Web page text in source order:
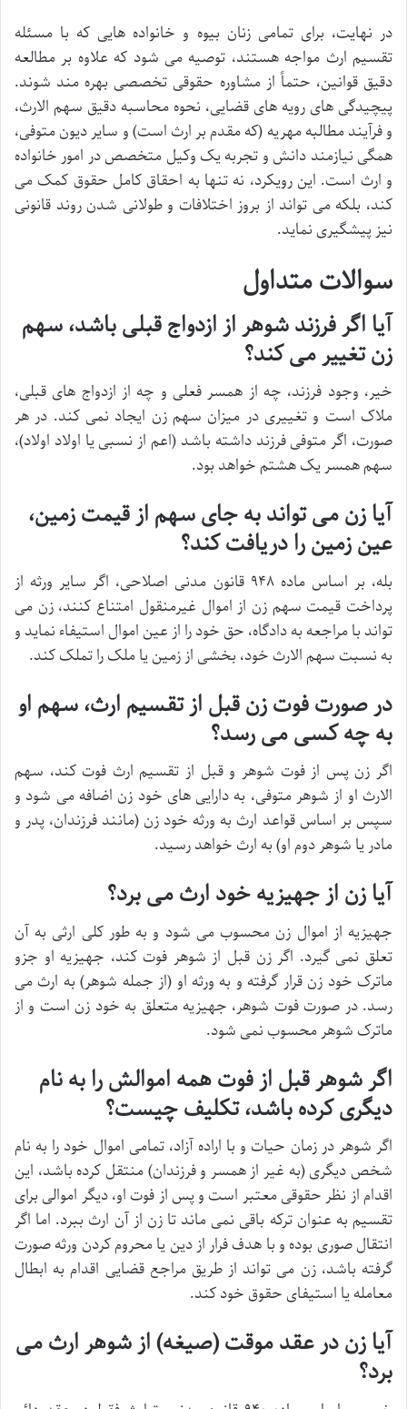
در نهایت، برای تمامی زنان بیوه و خانواده هایی که با مسئله
تقسیم ارث مواجه هستند، توصیه می شود که علاوه بر مطالعه
دقیق قوانین، حتماً از مشاوره حقوقی تخصصی بهره مند شوند.
پیچیدگی های رویه های قضایی، نحوه محاسبه دقیق سهم الارث،
و فرآیند مطالبه مهریه (که مقدم بر ارث است) و سایر دیون متوفی،
همگی نیازمند دانش و تجربه یک وکیل متخصص در امور خانواده
و ارث است. این رویکرد، نه تنها به احقاق کامل حقوق کمک می
کند، بلکه می تواند از بروز اختلافات و طولانی شدن روند قانونی
نیز پیشگیری نماید.
سوالات متداول
آیا اگر فرزند شوهر از ازدواج قبلی باشد، سهم
زن تغییر می کند؟
خیر، وجود فرزند، چه از همسر فعلی و چه از ازدواج های قبلی،
ملاک است و تغییری در میزان سهم زن ایجاد نمی کند. در هر
صورت، اگر متوفی فرزند داشته باشد (اعم از نسبی یا اولاد اولاد)،
سهم همسر یک هشتم خواهد بود.
آیا زن می تواند به جای سهم از قیمت زمین،
عین زمین را دریافت کند؟
بله، بر اساس ماده ۹۴۸ قانون مدنی اصلاحی، اگر سایر ورثه از
پرداخت قیمت سهم زن از اموال غیرمنقول امتناع کنند، زن می
تواند با مراجعه به دادگاه، حق خود را از عین اموال استیفاء نماید و
به نسبت سهم الارث خود، بخشی از زمین یا ملک را تملک کند.
در صورت فوت زن قبل از تقسیم ارث، سهم او
به چه کسی می رسد؟
اگر زن پس از فوت شوهر و قبل از تقسیم ارث فوت کند، سهم
الارث او از شوهر متوفی، به دارایی های خود زن اضافه می شود و
سپس بر اساس قواعد ارث به ورثه خود زن (مانند فرزندان، پدر و
مادر یا شوهر دوم او) به ارث خواهد رسید.
آیا زن از جهیزیه خود ارث می برد؟
جهیزیه از اموال زن محسوب می شود و به طور کلی ارثی به آن
تعلق نمی گیرد. اگر زن قبل از شوهر فوت کند، جهیزیه او جزو
ماترک خود زن قرار گرفته و به ورثه او (از جمله شوهر) به ارث می
رسد. در صورت فوت شوهر، جهیزیه متعلق به خود زن است و از
ماترک شوهر محسوب نمی شود.
اگر شوهر قبل از فوت همه اموالش را به نام
دیگری کرده باشد، تکلیف چیست؟
اگر شوهر در زمان حیات و با اراده آزاد، تمامی اموال خود را به نام
شخص دیگری (به غیر از همسر و فرزندان) منتقل کرده باشد، این
اقدام از نظر حقوقی معتبر است و پس از فوت او، دیگر اموالی برای
تقسیم به عنوان ترکه باقی نمی ماند تا زن از آن ارث ببرد. اما اگر
انتقال صوری بوده و با هدف فرار از دین یا محروم کردن ورثه صورت
گرفته باشد، زن می تواند از طریق مراجع قضایی اقدام به ابطال
معامله یا استیفای حقوق خود کند.
آیا زن در عقد موقت (صیغه) از شوهر ارث می
برد؟